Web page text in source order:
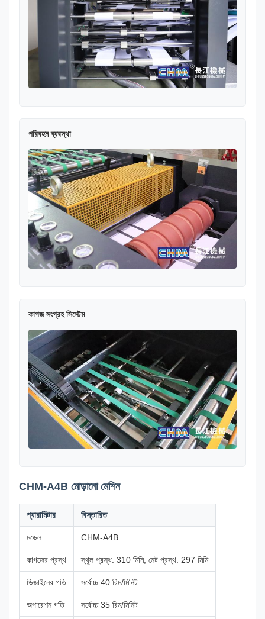
পরিবহন ব্যবস্থা
কাগজ সংগ্রহ সিস্টেম
CHM-A4B মোড়ানো মেশিন
প্যারামিটার বিস্তারিত
মডেল CHM-A4B
কাগজের প্রস্থ স্থূল প্রস্থ: 310 মিমি; নেট প্রস্থ: 297 মিমি
ডিজাইনের গতি সর্বোচ্চ 40 রিম/মিনিট
অপারেশন গতি সর্বোচ্চ 35 রিম/মিনিট